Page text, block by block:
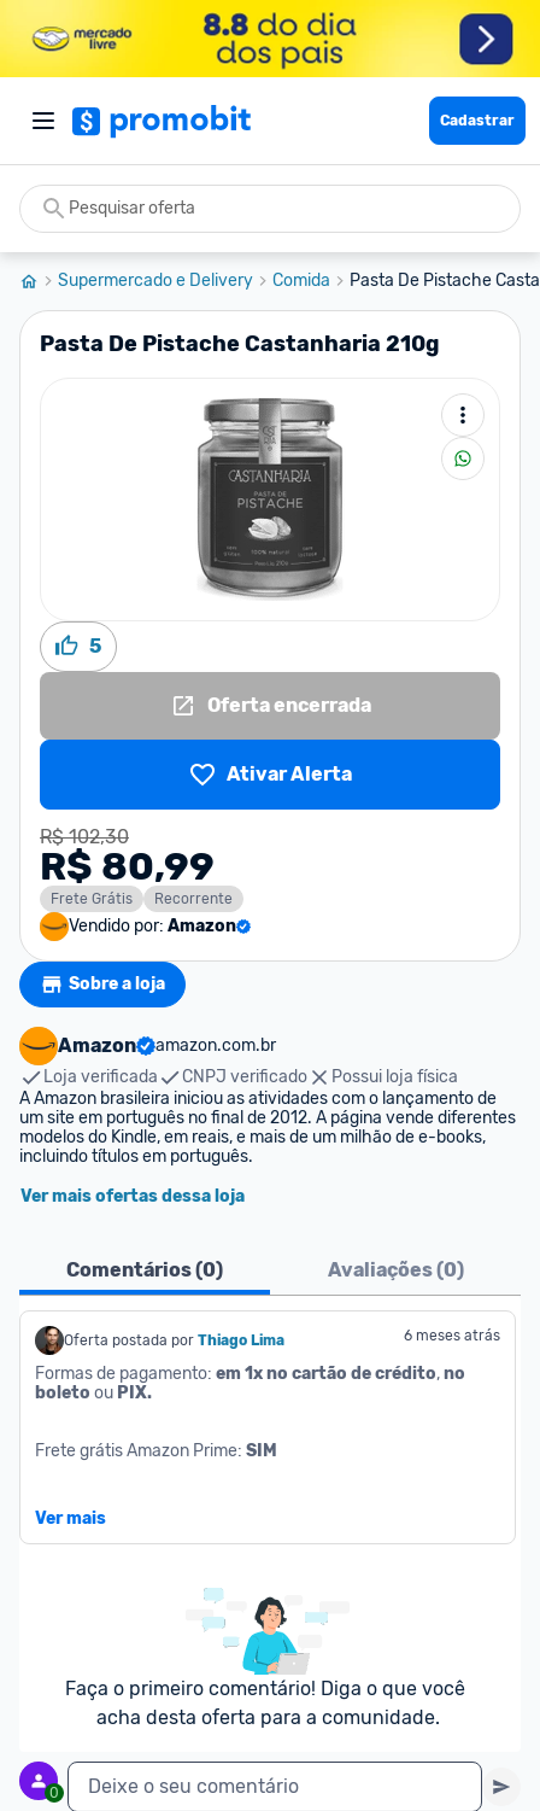
Cadastrar
Supermercado e Delivery Comida Pasta De Pistache
Pasta De Pistache Castanharia 210g
5
Oferta encerrada
Ativar Alerta
R$ 102,30
R$ 80,99
Frete Grátis Recorrente
Vendido por: Amazon
Sobre a loja
Amazon
amazon.com.br
Loja verificada
CNPJ verificado
Possui loja física
A Amazon brasileira iniciou as atividades com o lançamento de
um site em português no final de 2012. A página vende diferentes
modelos do Kindle, em reais, e mais de um milhão de e-books,
incluindo títulos em português.
Ver mais ofertas dessa loja
Comentários (0) Avaliações (0)
Oferta postada por Thiago Lima 6 meses atrás
Formas de pagamento: em 1x no cartão de crédito, no
boleto ou PIX.
Frete grátis Amazon Prime: SIM
Atenção:
selecionar a opção de
Ver mais
Faça o primeiro comentário! Diga o que você
acha desta oferta para a comunidade.
0 Deixe o seu comentário